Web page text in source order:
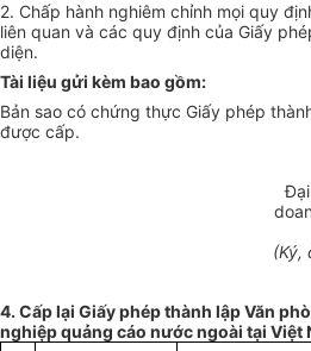
2. Chấp hành nghiêm chỉnh mọi quy
liên quan và các quy định của Giấy
diện.
Tài liệu gửi kèm bao gồm:
Bản sao có chứng thực Giấy phép
được cấp.
(Ký,
4. Cấp lại Giấy phép thành lập Văn
nghiệp quảng cáo nước ngoài tại Việt